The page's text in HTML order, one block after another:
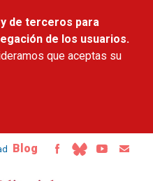
de terceros para
de los usuarios.
que aceptas su
Blog